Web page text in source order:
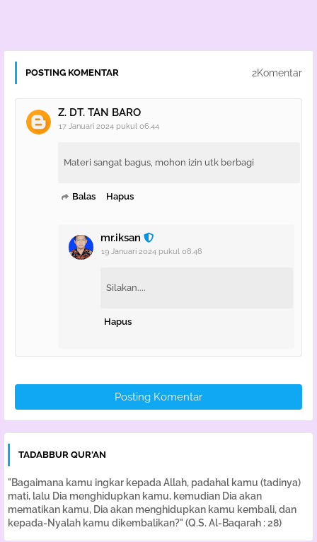
POSTING KOMENTAR 2Komentar
Z. DT. TAN BARO
17 Januari 2024 pukul 06.44
Materi sangat bagus, mohon izin utk berbagi
Balas Hapus
mr.iksan
19 Januari 2024 pukul 08.48
Silakan....
Hapus
Posting Komentar
TADABBUR QUR'AN
"Bagaimana kamu ingkar kepada Allah, padahal kamu (tadinya)
mati, lalu Dia menghidupkan kamu, kemudian Dia akan
mematikan kamu, Dia akan menghidupkan kamu kembali, dan
kepada-Nyalah kamu dikembalikan?" (Q.S. Al-Baqarah : 28)